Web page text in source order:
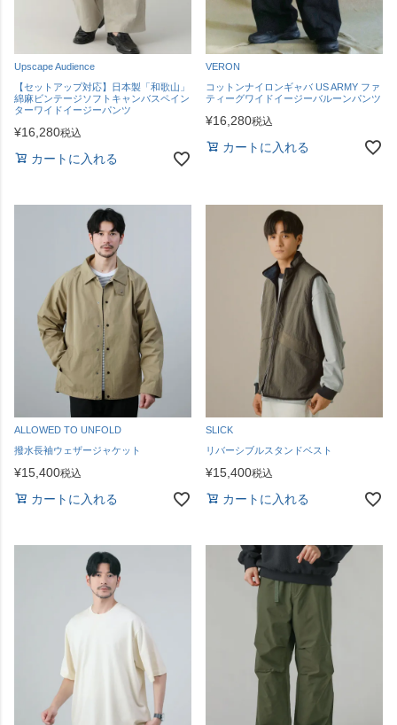
Upscape Audience
【セットアップ対応】日本製「和歌山」
綿麻ビンテージソフトキャンバスペイン
ターワイドイージーパンツ
¥16,280税込
カートに入れる
VERON
コットンナイロンギャバ US ARMY ファ
ティーグワイドイージーバルーンパンツ
¥16,280税込
カートに入れる
ALLOWED TO UNFOLD
撥水長袖ウェザージャケット
¥15,400税込
カートに入れる
SLICK
リバーシブルスタンドベスト
¥15,400税込
カートに入れる